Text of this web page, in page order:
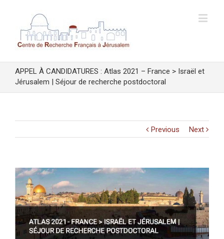
APPEL À CANDIDATURES : Atlas 2021 – France > Israël et
Jérusalem | Séjour de recherche postdoctoral
Previous Next
View
Larger
Image